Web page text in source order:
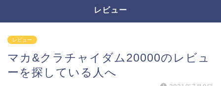
レビュー
レビュー
マカ&クラチャイダム20000のレビュ
ーを探している人へ